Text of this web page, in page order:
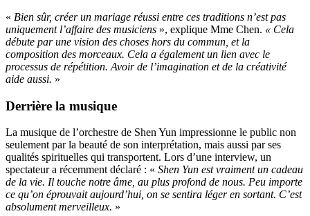
« Bien sûr, créer un mariage réussi entre ces traditions n’est pas
uniquement l’affaire des musiciens », explique Mme Chen. « Cela
débute par une vision des choses hors du commun, et la
composition des morceaux. Cela a également un lien avec le
processus de répétition. Avoir de l’imagination et de la créativité
aide aussi. »
Derrière la musique
La musique de l’orchestre de Shen Yun impressionne le public non
seulement par la beauté de son interprétation, mais aussi par ses
qualités spirituelles qui transportent. Lors d’une interview, un
spectateur a récemment déclaré : « Shen Yun est vraiment un cadeau
de la vie. Il touche notre âme, au plus profond de nous. Peu importe
ce qu’on éprouvait aujourd’hui, on se sentira léger en sortant. C’est
absolument merveilleux. »